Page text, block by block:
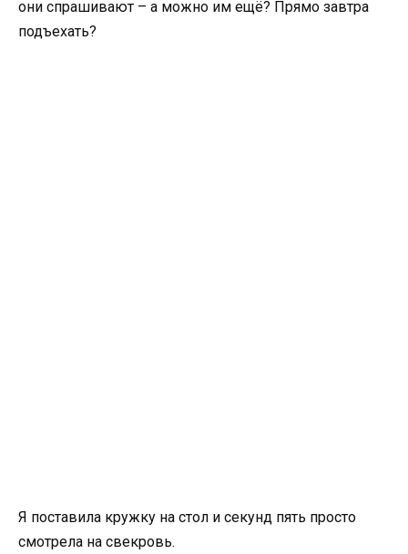
они спрашивают – а можно им ещё? Прямо завтра
подъехать?
Я поставила кружку на стол и секунд пять просто
смотрела на свекровь.